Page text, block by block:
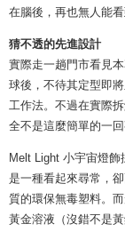
在腦後，再也無人能
猜不透的先進設計
實際走一趟門市看見
球後，不待其定型即
工作法。不過在實際
全不是這麼簡單的一回
Melt Light 小宇宙燈
是一種看起來尋常，
質的環保無毒塑料。
黃金溶液（沒錯不是